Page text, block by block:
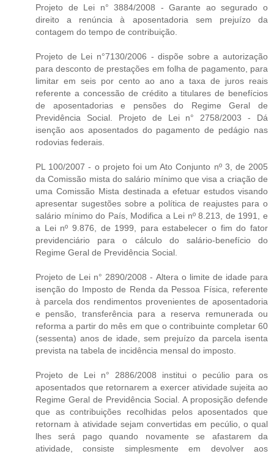
Projeto de Lei n° 3884/2008 - Garante ao segurado o
direito a renúncia à aposentadoria sem prejuízo da
contagem do tempo de contribuição.
Projeto de Lei n°7130/2006 - dispõe sobre a autorização
para desconto de prestações em folha de pagamento, para
limitar em seis por cento ao ano a taxa de juros reais
referente a concessão de crédito a titulares de benefícios
de aposentadorias e pensões do Regime Geral de
Previdência Social. Projeto de Lei n° 2758/2003 - Dá
isenção aos aposentados do pagamento de pedágio nas
rodovias federais.
PL 100/2007 - o projeto foi um Ato Conjunto nº 3, de 2005
da Comissão mista do salário mínimo que visa a criação de
uma Comissão Mista destinada a efetuar estudos visando
apresentar sugestões sobre a política de reajustes para o
salário mínimo do País, Modifica a Lei nº 8.213, de 1991, e
a Lei nº 9.876, de 1999, para estabelecer o fim do fator
previdenciário para o cálculo do salário-benefício do
Regime Geral de Previdência Social.
Projeto de Lei n° 2890/2008 - Altera o limite de idade para
isenção do Imposto de Renda da Pessoa Física, referente
à parcela dos rendimentos provenientes de aposentadoria
e pensão, transferência para a reserva remunerada ou
reforma a partir do mês em que o contribuinte completar 60
(sessenta) anos de idade, sem prejuízo da parcela isenta
prevista na tabela de incidência mensal do imposto.
Projeto de Lei n° 2886/2008 institui o pecúlio para os
aposentados que retornarem a exercer atividade sujeita ao
Regime Geral de Previdência Social. A proposição defende
que as contribuições recolhidas pelos aposentados que
retornam à atividade sejam convertidas em pecúlio, o qual
lhes será pago quando novamente se afastarem da
atividade, consiste simplesmente em devolver aos